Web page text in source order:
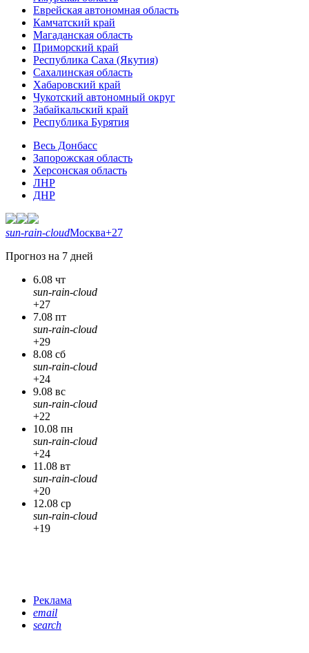
Еврейская автономная область
Камчатский край
Магаданская область
Приморский край
Республика Саха (Якутия)
Сахалинская область
Хабаровский край
Чукотский автономный округ
Забайкальский край
Республика Бурятия
Весь Донбасс
Запорожская область
Херсонская область
ЛНР
ДНР
sun-rain-cloudМосква+27
Прогноз на 7 дней
6.08 чт
sun-rain-cloud
+27
7.08 пт
sun-rain-cloud
+29
8.08 сб
sun-rain-cloud
+24
9.08 вс
sun-rain-cloud
+22
10.08 пн
sun-rain-cloud
+24
11.08 вт
sun-rain-cloud
+20
12.08 ср
sun-rain-cloud
+19
Реклама
email
search